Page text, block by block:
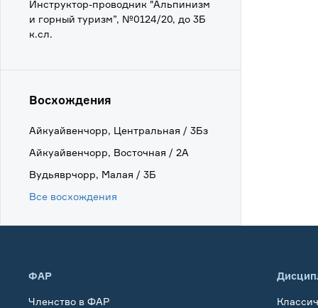
Инструктор-проводник "Альпинизм
и горный туризм”, №0124/20, до 3Б
к.сл.
Восхождения
Айкуайвенчорр, Центральная / 3Бз
Айкуайвенчорр, Восточная / 2А
Вудьяврчорр, Малая / 3Б
Все восхождения
ФАР
Членство в ФАР